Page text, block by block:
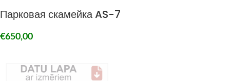
Парковая скамейка AS-7
€650,00